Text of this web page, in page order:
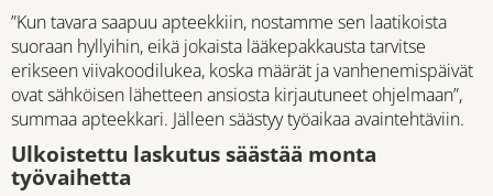
”Kun tavara saapuu apteekkiin, nostamme sen laatikoista
suoraan hyllyihin, eikä jokaista lääkepakkausta tarvitse
erikseen viivakoodilukea, koska määrät ja vanhenemispäivät
ovat sähköisen lähetteen ansiosta kirjautuneet ohjelmaan”,
summaa apteekkari. Jälleen säästyy työaikaa avaintehtäviin.
Ulkoistettu laskutus säästää monta
työvaihetta